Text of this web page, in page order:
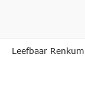
Leefbaar Renkum